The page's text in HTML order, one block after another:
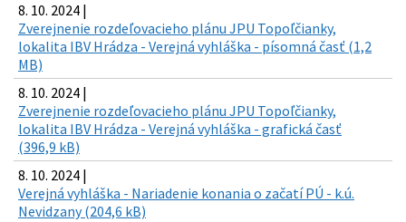
8. 10. 2024 |
Zverejnenie rozdeľovacieho plánu JPU Topoľčianky,
lokalita IBV Hrádza - Verejná vyhláška - písomná časť (1,2
MB)
8. 10. 2024 |
Zverejnenie rozdeľovacieho plánu JPU Topoľčianky,
lokalita IBV Hrádza - Verejná vyhláška - grafická časť
(396,9 kB)
8. 10. 2024 |
Verejná vyhláška - Nariadenie konania o začatí PÚ - k.ú.
Nevidzany (204,6 kB)